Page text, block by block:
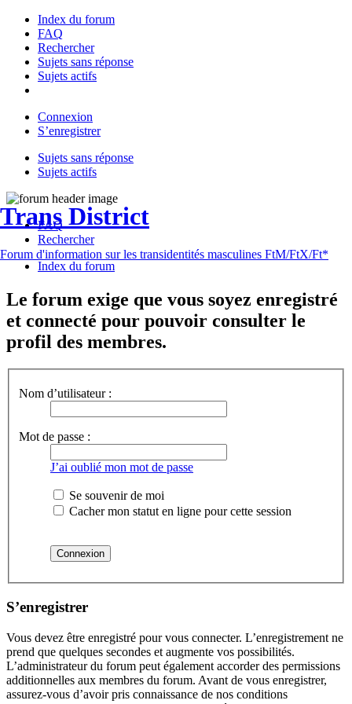
Index du forum
FAQ
Rechercher
Sujets sans réponse
Sujets actifs
Connexion
S’enregistrer
Sujets sans réponse
Sujets actifs
Trans District
Forum d'information sur les transidentités masculines FtM/FtX/Ft*
FAQ
Rechercher
Index du forum
Le forum exige que vous soyez enregistré
et connecté pour pouvoir consulter le
profil des membres.
Nom d’utilisateur :
Mot de passe :
J’ai oublié mon mot de passe
Se souvenir de moi
Cacher mon statut en ligne pour cette session
S’enregistrer
Vous devez être enregistré pour vous connecter. L’enregistrement ne
prend que quelques secondes et augmente vos possibilités.
L’administrateur du forum peut également accorder des permissions
additionnelles aux membres du forum. Avant de vous enregistrer,
assurez-vous d’avoir pris connaissance de nos conditions